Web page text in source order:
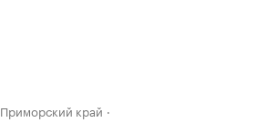
Приморский край